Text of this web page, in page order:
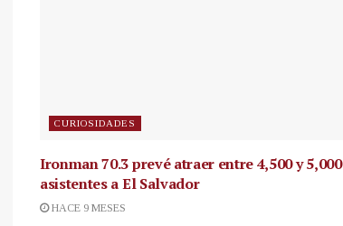
CURIOSIDADES
Ironman 70.3 prevé atraer entre 4,500 y 5,000
asistentes a El Salvador
HACE 9 MESES